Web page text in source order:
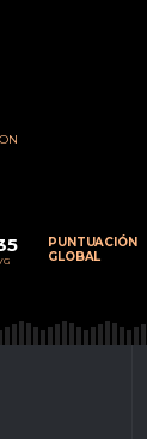
PUNTUACIÓN
GLOBAL